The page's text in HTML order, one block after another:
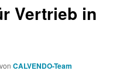
Vertrieb in
vonCALVENDO-Team